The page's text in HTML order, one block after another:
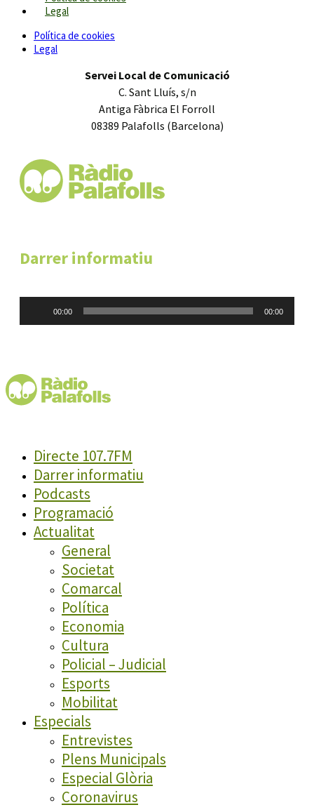
Legal
Política de cookies
Legal
Servei Local de Comunicació
C. Sant Lluís, s/n
Antiga Fàbrica El Forroll
08389 Palafolls (Barcelona)
Darrer informatiu
00:00 00:00
Directe 107.7FM
Darrer informatiu
Podcasts
Programació
Actualitat
General
Societat
Comarcal
Política
Economia
Cultura
Policial – Judicial
Esports
Mobilitat
Especials
Entrevistes
Plens Municipals
Especial Glòria
Coronavirus